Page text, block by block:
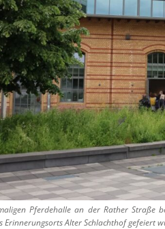
Pferdehalle an der Rather Straße
Erinnerungsorts Alter Schlachthof gefeiert